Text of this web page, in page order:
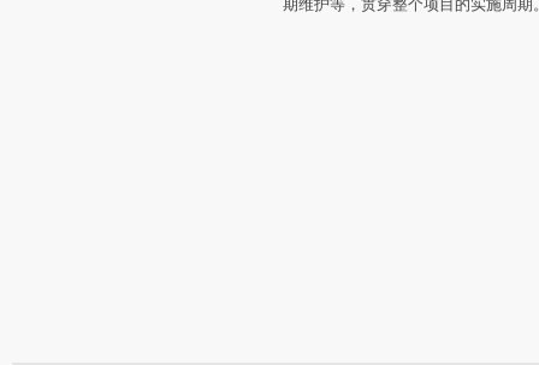
期维护等，贯穿整个项目的实施周期